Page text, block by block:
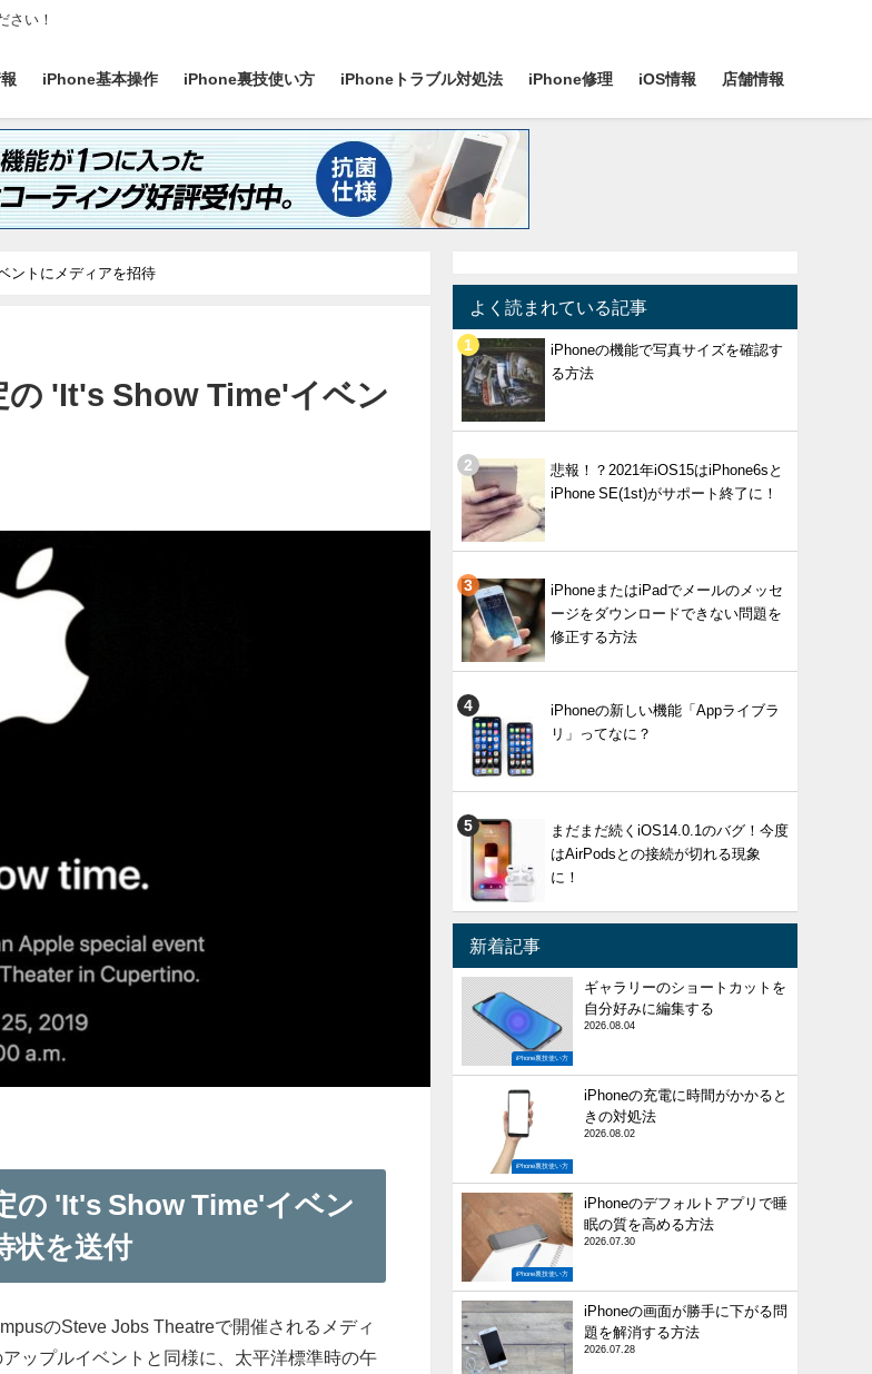
さい！
iPhone基本操作 iPhone裏技使い方 iPhoneトラブル対処法 iPhone修理 iOS情報 店舗情報
ントにメディアを招待
の 'It's Show Time'イベン
の 'It's Show Time'イベン
状を送付
のSteve Jobs Theatreで開催されるメディ
ップルイベントと同様に、太平洋標準時の午
よく読まれている記事
iPhoneの機能で写真サイズを確認す
る方法
悲報！？2021年iOS15はiPhone6sと
iPhone SE(1st)がサポート終了に！
iPhoneまたはiPadでメールのメッセ
ージをダウンロードできない問題を
修正する方法
iPhoneの新しい機能「Appライブラ
リ」ってなに？
まだまだ続くiOS14.0.1のバグ！今度
はAirPodsとの接続が切れる現象
に！
新着記事
iPhone裏技使い方
ギャラリーのショートカットを
自分好みに編集する
2026.08.04
iPhone裏技使い方
iPhoneの充電に時間がかかると
きの対処法
2026.08.02
iPhone裏技使い方
iPhoneのデフォルトアプリで睡
眠の質を高める方法
2026.07.30
iPhoneの画面が勝手に下がる問
題を解消する方法
2026.07.28